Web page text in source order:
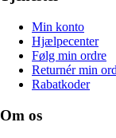
Min konto
Hjælpecenter
Følg min ordre
Returnér min
Rabatkoder
Om os